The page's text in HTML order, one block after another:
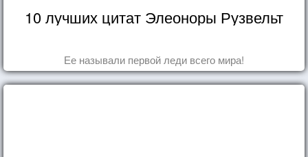
10 лучших цитат Элеоноры Рузвельт
Ее называли первой леди всего мира!